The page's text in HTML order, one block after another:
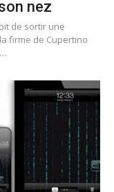
nez
de sortir une
firme de Cupertino